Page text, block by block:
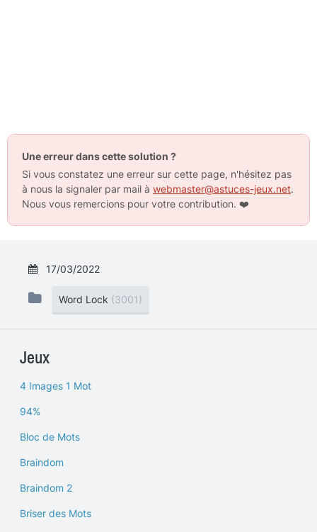
Une erreur dans cette solution ?
Si vous constatez une erreur sur cette page, n'hésitez pas
à nous la signaler par mail à webmaster@astuces-jeux.net.
Nous vous remercions pour votre contribution. ❤️
17/03/2022
Word Lock (3001)
Jeux
4 Images 1 Mot
94%
Bloc de Mots
Braindom
Braindom 2
Briser des Mots